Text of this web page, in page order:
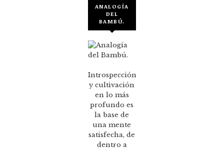
ANALOGÍA
DEL
BAMBÚ.
Introspección
y cultivación
en lo más
profundo es
la base de
una mente
satisfecha, de
dentro a